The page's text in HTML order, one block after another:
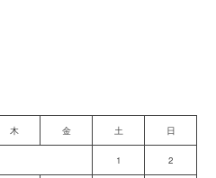
木 金 土 日
1 2